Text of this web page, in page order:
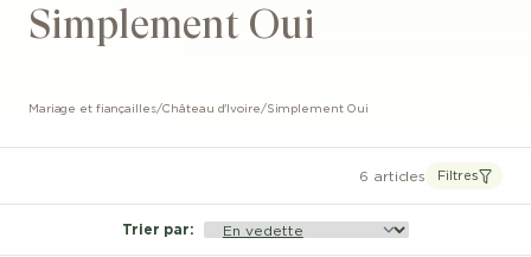
Simplement Oui
Mariage et fiançailles/Château d'Ivoire/Simplement Oui
6 articles Filtres
Trier par: